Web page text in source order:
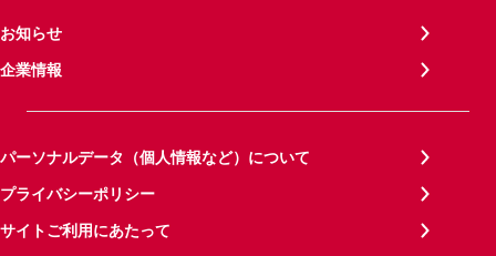
お知らせ
企業情報
パーソナルデータ（個人情報など）について
プライバシーポリシー
サイトご利用にあたって